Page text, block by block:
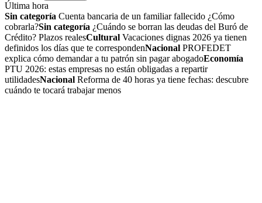
Última hora
Sin categoría Cuenta bancaria de un familiar fallecido ¿Cómo
cobrarla?Sin categoría ¿Cuándo se borran las deudas del Buró de
Crédito? Plazos realesCultural Vacaciones dignas 2026 ya tienen
definidos los días que te correspondenNacional PROFEDET
explica cómo demandar a tu patrón sin pagar abogadoEconomía
PTU 2026: estas empresas no están obligadas a repartir
utilidadesNacional Reforma de 40 horas ya tiene fechas: descubre
cuándo te tocará trabajar menos